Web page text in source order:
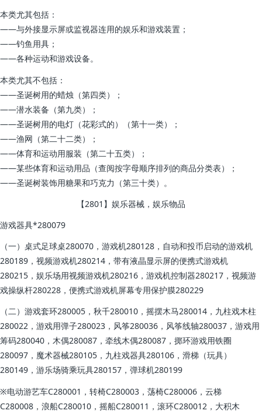
本类尤其包括：
——与外接显示屏或监视器连用的娱乐和游戏装置；
——钓鱼用具；
——各种运动和游戏设备。
本类尤其不包括：
——圣诞树用的蜡烛（第四类）；
——潜水装备（第九类）；
——圣诞树用的电灯（花彩式的）（第十一类）；
——渔网（第二十二类）；
——体育和运动用服装（第二十五类）；
——某些体育和运动用品（查阅按字母顺序排列的商品分类表）；
——圣诞树装饰用糖果和巧克力（第三十类）。
【2801】娱乐器械，娱乐物品
游戏器具*280079
（一）桌式足球桌280070，游戏机280128，自动和投币启动的游戏机
280189，视频游戏机280214，带有液晶显示屏的便携式游戏机
280215，娱乐场用视频游戏机280216，游戏机控制器280217，视频游
戏操纵杆280228，便携式游戏机屏幕专用保护膜280229
（二）游戏套环280005，秋千280010，摇摆木马280014，九柱戏木柱
280022，游戏用弹子280023，风筝280036，风筝线轴280037，游戏用
筹码280040，木偶280087，牵线木偶280087，掷环游戏用铁圈
280097，魔术器械280105，九柱戏器具280106，滑梯（玩具）
280149，游乐场骑乘玩具280157，弹球机280199
※电动游艺车C280001，转椅C280003，荡椅C280006，云梯
C280008，浪船C280010，摇船C280011，滚环C280012，大积木